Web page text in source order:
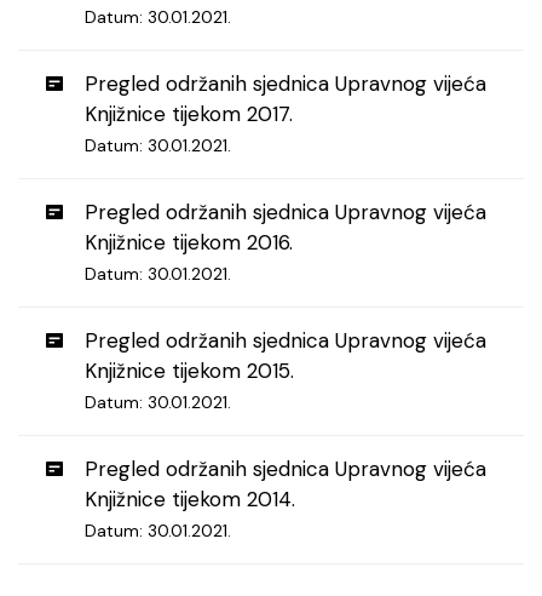
Datum: 30.01.2021.
Pregled održanih sjednica Upravnog vijeća
Knjižnice tijekom 2017.
Datum: 30.01.2021.
Pregled održanih sjednica Upravnog vijeća
Knjižnice tijekom 2016.
Datum: 30.01.2021.
Pregled održanih sjednica Upravnog vijeća
Knjižnice tijekom 2015.
Datum: 30.01.2021.
Pregled održanih sjednica Upravnog vijeća
Knjižnice tijekom 2014.
Datum: 30.01.2021.